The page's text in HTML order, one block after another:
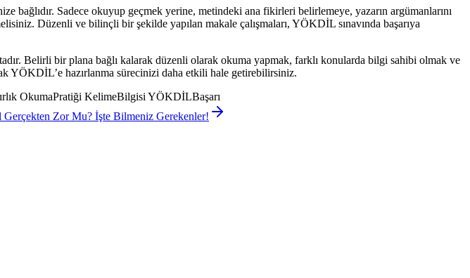
Sadece okuyup geçmek yerine, metindeki ana fikirleri belirlemeye, yazarın argümanlarını
Düzenli ve bilinçli bir şekilde yapılan makale çalışmaları, YÖKDİL sınavında başarıya
Belirli bir plana bağlı kalarak düzenli olarak okuma yapmak, farklı konularda bilgi sahibi olmak ve
YÖKDİL’e hazırlanma sürecinizi daha etkili hale getirebilirsiniz.
OkumaPratiği KelimeBilgisi YÖKDİLBaşarı
Zor Mu? İşte Bilmeniz Gerekenler!